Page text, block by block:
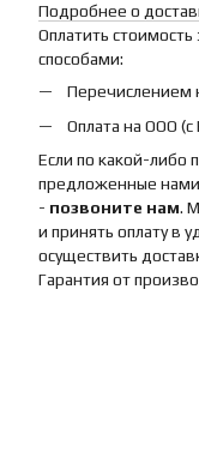
Подробнее о
Оплатить
способами:
Перечислением
Оплата на ООО
Если по какой-либо
предложенные нами
- позвоните нам.
и принять оплату в
осуществить
Гарантия от